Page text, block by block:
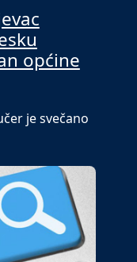
općine
je svečano